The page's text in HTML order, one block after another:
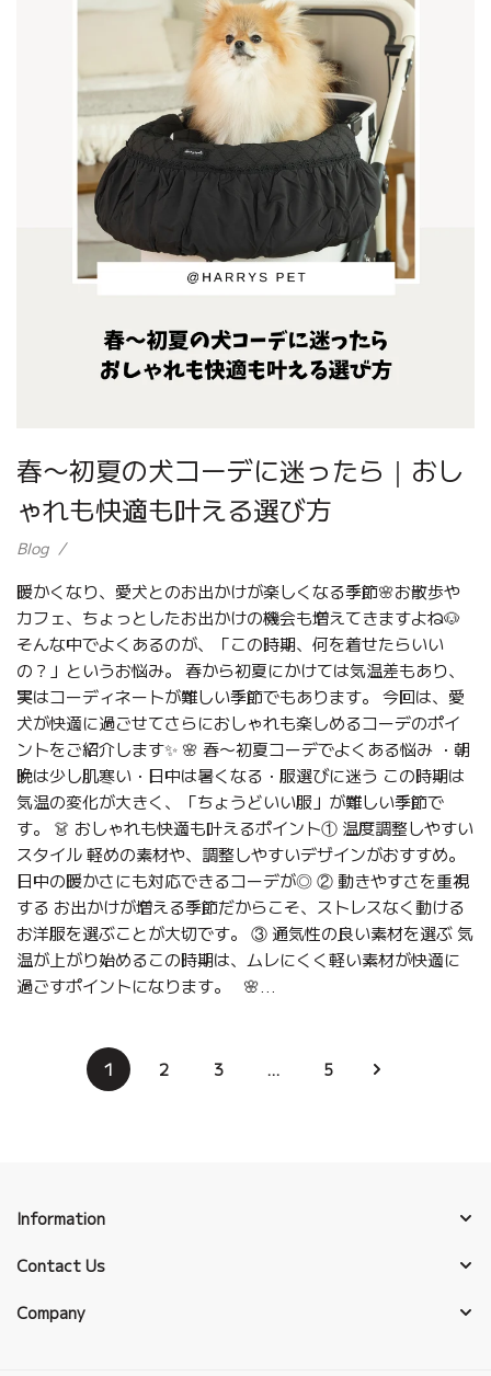
春〜初夏の犬コーデに迷ったら｜おし
ゃれも快適も叶える選び方
Blog
暖かくなり、愛犬とのお出かけが楽しくなる季節🌸お散歩や
カフェ、ちょっとしたお出かけの機会も増えてきますよね🐶
そんな中でよくあるのが、「この時期、何を着せたらいい
の？」というお悩み。 春から初夏にかけては気温差もあり、
実はコーディネートが難しい季節でもあります。 今回は、愛
犬が快適に過ごせてさらにおしゃれも楽しめるコーデのポイ
ントをご紹介します✨ 🌸 春〜初夏コーデでよくある悩み ・朝
晩は少し肌寒い・日中は暑くなる・服選びに迷う この時期は
気温の変化が大きく、「ちょうどいい服」が難しい季節で
す。 👗 おしゃれも快適も叶えるポイント① 温度調整しやすい
スタイル 軽めの素材や、調整しやすいデザインがおすすめ。
日中の暖かさにも対応できるコーデが◎ ② 動きやすさを重視
する お出かけが増える季節だからこそ、ストレスなく動ける
お洋服を選ぶことが大切です。 ③ 通気性の良い素材を選ぶ 気
温が上がり始めるこの時期は、ムレにくく軽い素材が快適に
過ごすポイントになります。 🌸...
1 2 3 … 5
Information
Contact Us
Company